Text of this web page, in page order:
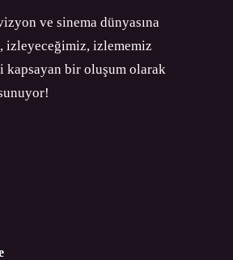
ve sinema dünyasına
izleyeceğimiz, izlememiz
kapsayan bir oluşum olarak